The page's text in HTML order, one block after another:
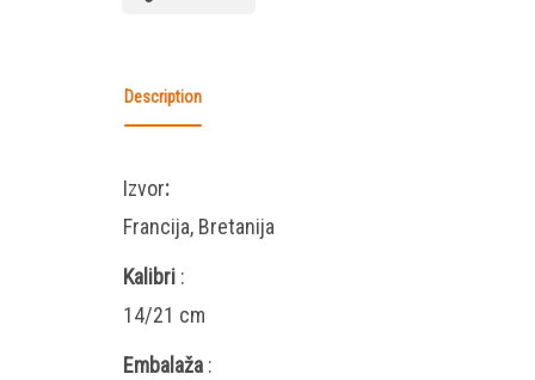
Description
Izvor:
Francija, Bretanija
Kalibri :
14/21 cm
Embalaža :